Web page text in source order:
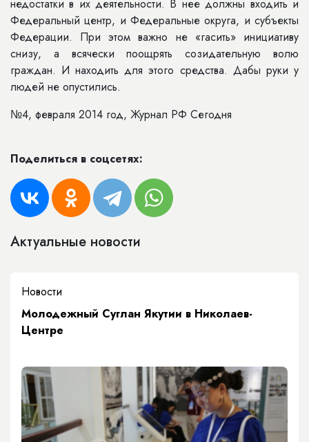
недостатки в их деятельности. В нее должны входить и
Федеральный центр, и Федеральные округа, и субъекты
Федерации. При этом важно не «гасить» инициативу
снизу, а всячески поощрять созидательную волю
граждан. И находить для этого средства. Дабы руки у
людей не опустились.
№4, февраля 2014 год, Журнал РФ Сегодня
Поделиться в соцсетях:
Актуальные новости
Новости
Молодежный Суглан Якутии в Николаев-
Центре